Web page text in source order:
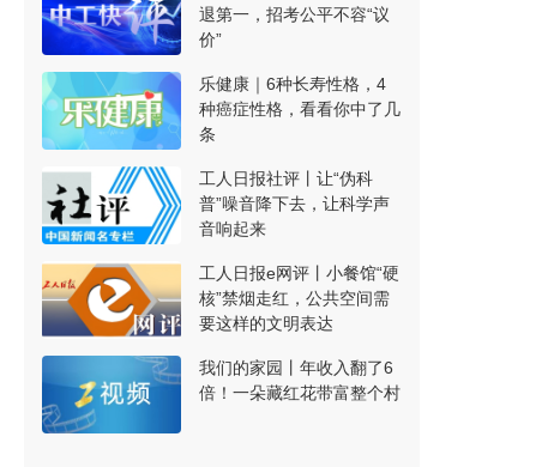
退第一，招考公平不容“议
价”
乐健康｜6种长寿性格，4
种癌症性格，看看你中了几
条
工人日报社评丨让“伪科
普”噪音降下去，让科学声
音响起来
工人日报e网评丨小餐馆“硬
核”禁烟走红，公共空间需
要这样的文明表达
我们的家园丨年收入翻了6
倍！一朵藏红花带富整个村